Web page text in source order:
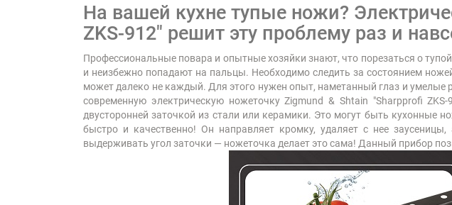
На вашей кухне тупые ножи?
ZKS-912" решит эту проблему раз и
Профессиональные повара и опытные хозяйки знают, что порезаться о
и неизбежно попадают на пальцы. Необходимо следить за состоянием
может далеко не каждый. Для этого нужен опыт, наметанный глаз и умелые
современную электрическую ножеточку Zigmund & Shtain "Sharpprofi
двусторонней заточкой из стали или керамики. Это могут быть кухонные
быстро и качественно! Он направляет кромку, удаляет с нее
выдерживать угол заточки — ножеточка делает это сама! Данный прибор